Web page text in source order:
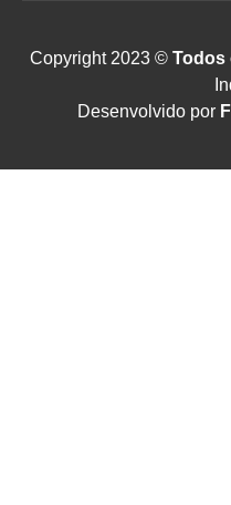
Copyright 2023 ©Todos
Desenvolvido por